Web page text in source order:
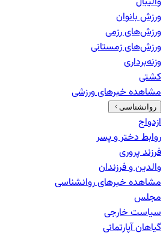
ورزش بانوان
ورزش‌های رزمی
ورزش‌های زمستانی
وزنه‌برداری
کشتی
مشاهده خبرهایورزشی
روانشناسی
ازدواج
روابط دختر و پسر
فرزند پروری
والدین و فرزندان
مشاهده خبرهایروانشناسی
مجلس
سیاست خارجی
گیاهان آپارتمانی